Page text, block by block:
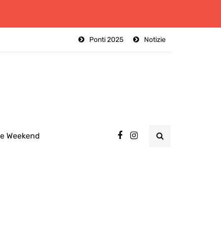
Notizie
Ponti 2025
Weekend